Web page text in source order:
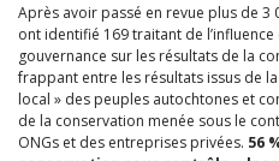
Après avoir passé en revue plus de 3
ont identifié 169 traitant de
gouvernance sur les résultats de la
frappant entre les résultats issus de
local » des peuples autochtones et
de la conservation menée sous le
ONGs et des entreprises privées. 56